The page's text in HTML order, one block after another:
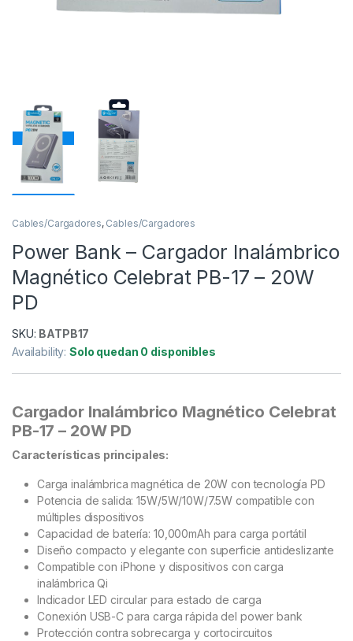
Cables/Cargadores, Cables/Cargadores
Power Bank – Cargador Inalámbrico
Magnético Celebrat PB-17 – 20W
PD
SKU: BATPB17
Availability:Solo quedan 0 disponibles
Cargador Inalámbrico Magnético Celebrat
PB-17 – 20W PD
Características principales:
Carga inalámbrica magnética de 20W con tecnología PD
Potencia de salida: 15W/5W/10W/7.5W compatible con
múltiples dispositivos
Capacidad de batería: 10,000mAh para carga portátil
Diseño compacto y elegante con superficie antideslizante
Compatible con iPhone y dispositivos con carga
inalámbrica Qi
Indicador LED circular para estado de carga
Conexión USB-C para carga rápida del power bank
Protección contra sobrecarga y cortocircuitos